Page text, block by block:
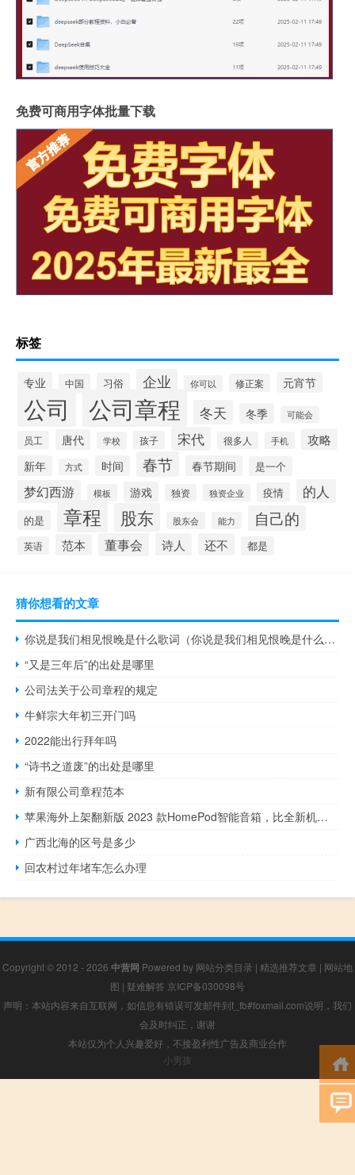
免费可商用字体批量下载
标签
专业 中国 习俗 企业 你可以 修正案 元宵节
公司 公司章程 冬天 冬季 可能会
员工 唐代 学校 孩子 宋代 很多人 手机 攻略
新年 方式 时间 春节 春节期间 是一个
梦幻西游 模板 游戏 独资 独资企业 疫情 的人
的是 章程 股东 股东会 能力 自己的
英语 范本 董事会 诗人 还不 都是
猜你想看的文章
你说是我们相见恨晚是什么歌词（你说是我们相见恨晚是什么歌）
“又是三年后”的出处是哪里
公司法关于公司章程的规定
牛鲜宗大年初三开门吗
2022能出行拜年吗
“诗书之道废”的出处是哪里
新有限公司章程范本
苹果海外上架翻新版 2023 款HomePod智能音箱，比全新机型便宜15% 到底什么情况嘞
广西北海的区号是多少
回农村过年堵车怎么办理
Copyright © 2012 - 2026 中营网 Powered by 网站分类目录 | 精选推荐文章 | 网站地
图 | 疑难解答 京ICP备030098号
声明：本站内容来自互联网，如信息有错误可发邮件到f_fb#foxmail.com说明，我们
会及时纠正，谢谢
本站仅为个人兴趣爱好，不接盈利性广告及商业合作
小男孩